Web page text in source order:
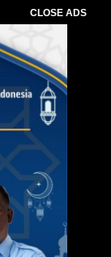
CLOSE ADS